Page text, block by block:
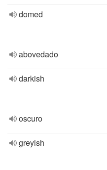
domed
abovedado
darkish
oscuro
greyish